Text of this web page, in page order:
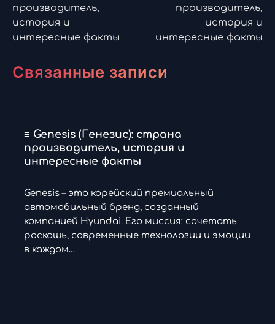
записям
производитель,
история и
интересные факты
производитель,
история и
интересные факты
Связанные записи
≡ Genesis (Генезис): страна
производитель, история и
интересные факты
Genesis – это корейский премиальный
автомобильный бренд, созданный
компанией Hyundai. Его миссия: сочетать
роскошь, современные технологии и эмоции
в каждом…